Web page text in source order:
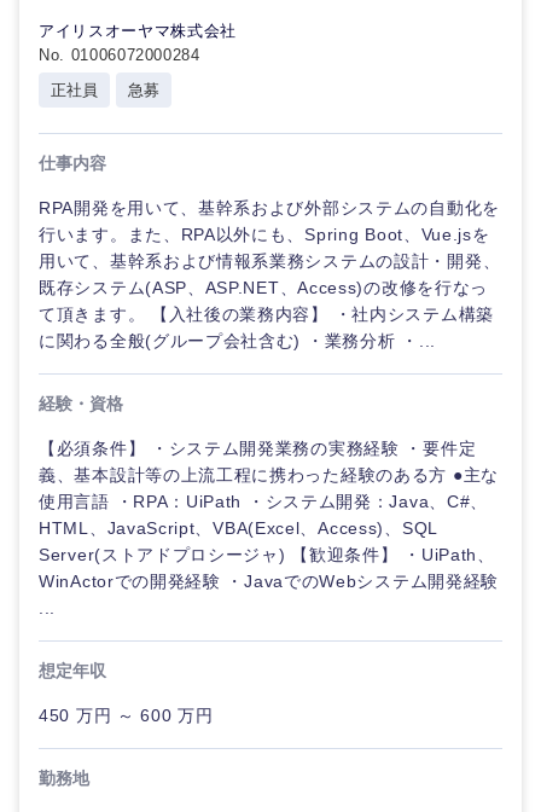
中国・四国地方
鳥取県 島根県
アイリスオーヤマ株式会社
No. 01006072000284
正社員
急募
仕事内容
RPA開発を用いて、基幹系および外部システムの自動化を
行います。また、RPA以外にも、Spring Boot、Vue.jsを
用いて、基幹系および情報系業務システムの設計・開発、
既存システム(ASP、ASP.NET、Access)の改修を行なっ
て頂きます。 【入社後の業務内容】 ・社内システム構築
に関わる全般(グループ会社含む) ・業務分析 ・...
経験・資格
【必須条件】 ・システム開発業務の実務経験 ・要件定
義、基本設計等の上流工程に携わった経験のある方 ●主な
使用言語 ・RPA：UiPath ・システム開発：Java、C#、
HTML、JavaScript、VBA(Excel、Access)、SQL
Server(ストアドプロシージャ) 【歓迎条件】 ・UiPath、
WinActorでの開発経験 ・JavaでのWebシステム開発経験
想定年収
450 万円 ～ 600 万円
勤務地